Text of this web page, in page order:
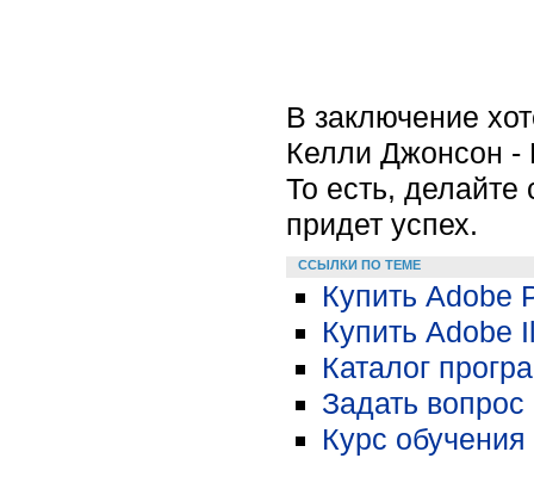
В заключение
Келли Джонсон -
То есть, делайте
придет успех.
ССЫЛКИ ПО ТЕМЕ
Купить Adobe
Купить Adobe
Каталог
Задать
Курс